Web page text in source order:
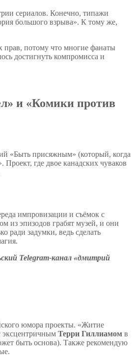
сериалов. Конечно, типажи
большого взрыва». К тому же,
прав, потому что многие фанаты
достигнуть компромисса и
и «Комики против
«Быть присяжным» (который, когда
где двое канадских чуваков
импровизации и съёмок с
из эпизодов грабят музей, и они
ради задумки, ведь сделать
Telegram-канал «дмитрий
юмора проекты. «Житие
Терри Гиллиамом в
быть основа). Также рекомендую